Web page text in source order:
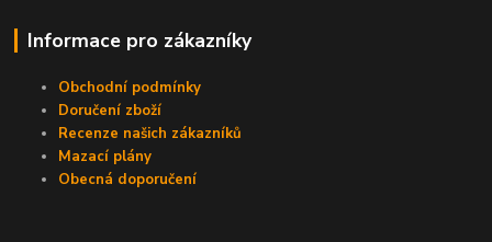
Informace pro zákazníky
Obchodní podmínky
Doručení zboží
Recenze našich zákazníků
Mazací plány
Obecná doporučení